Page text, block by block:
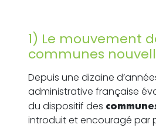
1) Le mouvement
communes
Depuis une dizaine
administrative française
du dispositif des
introduit et encouragé par